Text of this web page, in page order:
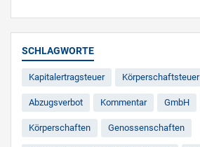
SCHLAGWORTE
Kapitalertragsteuer Körperschaftsteuer
Abzugsverbot Kommentar GmbH
Körperschaften Genossenschaften